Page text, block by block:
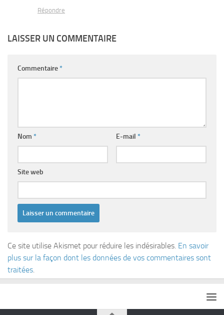
Répondre
LAISSER UN COMMENTAIRE
Commentaire*
Nom * E-mail *
Site web
Ce site utilise Akismet pour réduire les indésirables. En savoir
plus sur la façon dont les données de vos commentaires sont
traitées.